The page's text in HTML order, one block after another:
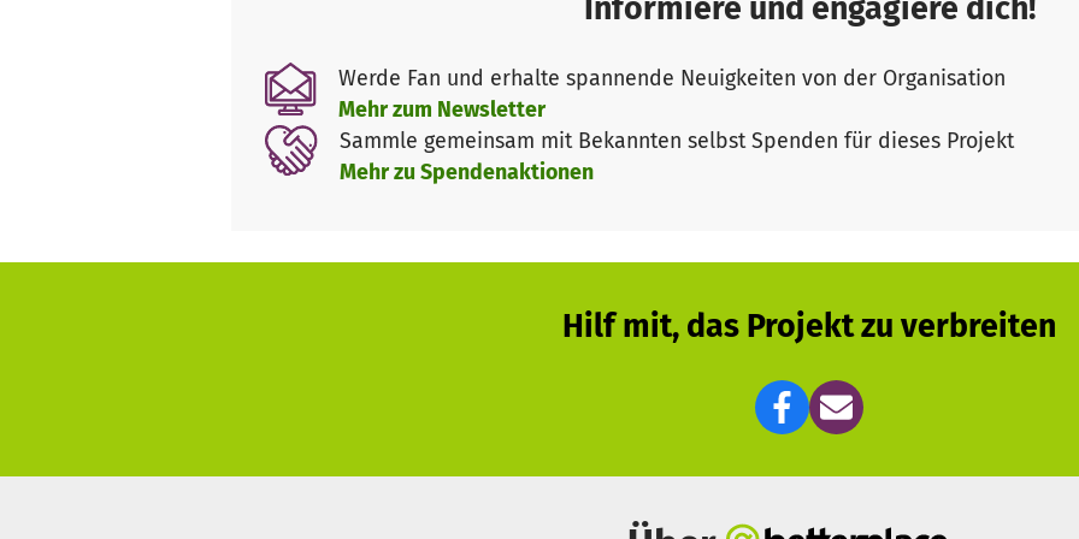
Jahren in kleinen Gruppen von bis zu neun Kindern in mittlerweile 17 kindgerechten
Sieger- und Sauerland sowie im Bergischen Land, bis Hagen und Lohmar.
Der Zweckbetrieb„Alternative Lebensräume – Integration in die Arbeitswelt“ (alia)
Angebote Menschen bei der beruflichen Orientierung und Qualifizierung, bei dem
in das Berufsleben sowie bei einem Wiedereinstieg. Dies geschieht im Rahmen der
gibt im Kreisgebiet 4 AliBaba-Ladenlokale, in denen preiswert die aufgearbeiteten
AliBaba und die 40 Kräuter entstand ein Garten, der sich über Bescuh
Informiere und engagiere dich!
Werde Fan und erhalte spannende Neuigkeiten von der Organisation
Mehr zum Newsletter
Sammle gemeinsam mit Bekannten selbst Spenden für dieses Projekt
Mehr zu Spendenaktionen
Hilf mit, das Projekt zu verbreiten